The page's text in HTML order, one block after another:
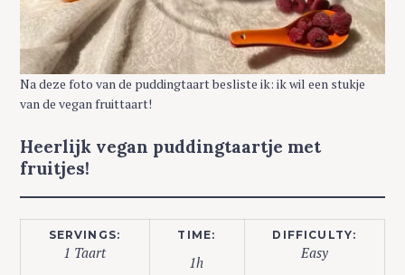
Na deze foto van de puddingtaart besliste ik: ik wil een stukje
van de vegan fruittaart!
Heerlijk vegan puddingtaartje met
fruitjes!
SERVINGS:
1 Taart
TIME:
1h
DIFFICULTY:
Easy